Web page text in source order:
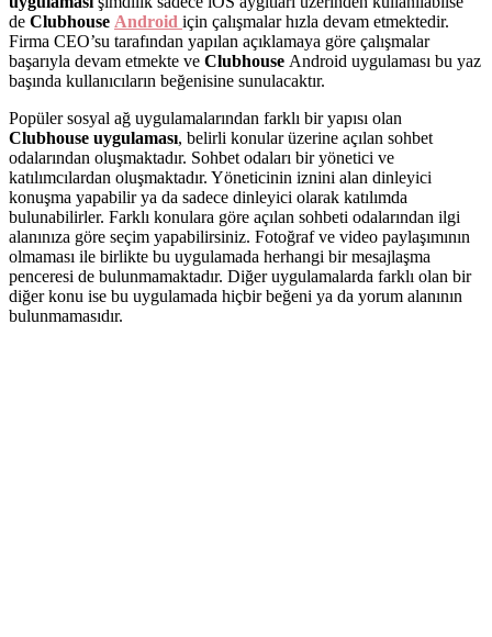
de Clubhouse Android için çalışmalar hızla devam etmektedir.
Firma CEO’su tarafından yapılan açıklamaya göre çalışmalar
başarıyla devam etmekte ve Clubhouse Android uygulaması bu yaz
başında kullanıcıların beğenisine sunulacaktır.
Popüler sosyal ağ uygulamalarından farklı bir yapısı olan
Clubhouse uygulaması, belirli konular üzerine açılan sohbet
odalarından oluşmaktadır. Sohbet odaları bir yönetici ve
katılımcılardan oluşmaktadır. Yöneticinin iznini alan dinleyici
konuşma yapabilir ya da sadece dinleyici olarak katılımda
bulunabilirler. Farklı konulara göre açılan sohbeti odalarından ilgi
alanınıza göre seçim yapabilirsiniz. Fotoğraf ve video paylaşımının
olmaması ile birlikte bu uygulamada herhangi bir mesajlaşma
penceresi de bulunmamaktadır. Diğer uygulamalarda farklı olan bir
diğer konu ise bu uygulamada hiçbir beğeni ya da yorum alanının
bulunmamasıdır.